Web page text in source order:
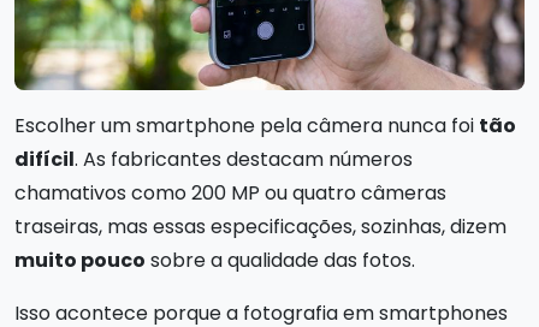
Escolher um smartphone pela câmera nunca foi tão
difícil. As fabricantes destacam números
chamativos como 200 MP ou quatro câmeras
traseiras, mas essas especificações, sozinhas, dizem
muito pouco sobre a qualidade das fotos.
Isso acontece porque a fotografia em smartphones